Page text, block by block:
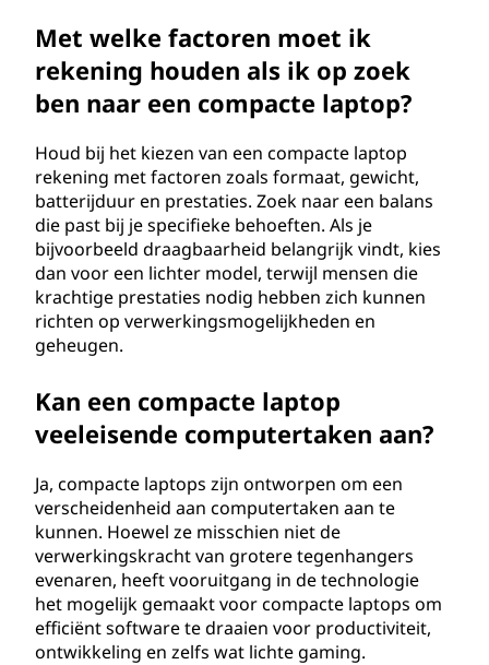
Met welke factoren moet ik
rekening houden als ik op zoek
ben naar een compacte laptop?
Houd bij het kiezen van een compacte laptop
rekening met factoren zoals formaat, gewicht,
batterijduur en prestaties. Zoek naar een balans
die past bij je specifieke behoeften. Als je
bijvoorbeeld draagbaarheid belangrijk vindt, kies
dan voor een lichter model, terwijl mensen die
krachtige prestaties nodig hebben zich kunnen
richten op verwerkingsmogelijkheden en
geheugen.
Kan een compacte laptop
veeleisende computertaken aan?
Ja, compacte laptops zijn ontworpen om een
verscheidenheid aan computertaken aan te
kunnen. Hoewel ze misschien niet de
verwerkingskracht van grotere tegenhangers
evenaren, heeft vooruitgang in de technologie
het mogelijk gemaakt voor compacte laptops om
efficiënt software te draaien voor productiviteit,
ontwikkeling en zelfs wat lichte gaming.